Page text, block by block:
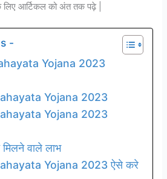
लिए आर्टिकल को अंत तक पढ़े |
-
Yojana 2023
Yojana 2023
Yojana 2023
वाले लाभ
Yojana 2023 ऐसे करे